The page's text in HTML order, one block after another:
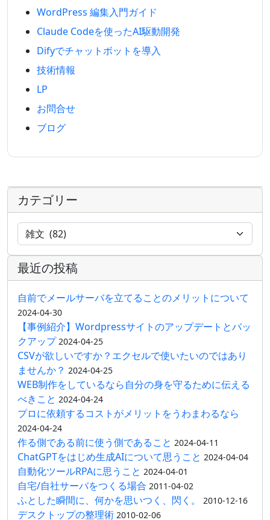
WordPress 編集入門ガイド
Claude Codeを使ったAI駆動開発
Difyでチャットボットを導入
技術情報
LP
お問合せ
ブログ
カテゴリー
最近の投稿
自前でメールサーバを立てることのメリットについて
2024-04-30
【事例紹介】Wordpressサイトのアップデートとバッ
クアップ 2024-04-25
CSVが欲しいですか？エクセルで使いたいのではあり
ませんか？ 2024-04-25
WEB制作をしているなら自分の身を守るために伝える
べきこと 2024-04-24
プロに依頼するコストがメリットをうわまわるなら
2024-04-24
作る側である前に使う側であること 2024-04-11
ChatGPTをはじめ生成AIについて思うこと 2024-04-04
自動化ツールRPAに思うこと 2024-04-01
自宅/自社サーバをつくる場合 2011-04-02
ふとした瞬間に、何かを思いつく、閃く。 2010-12-16
デスクトップの整理術 2010-02-06